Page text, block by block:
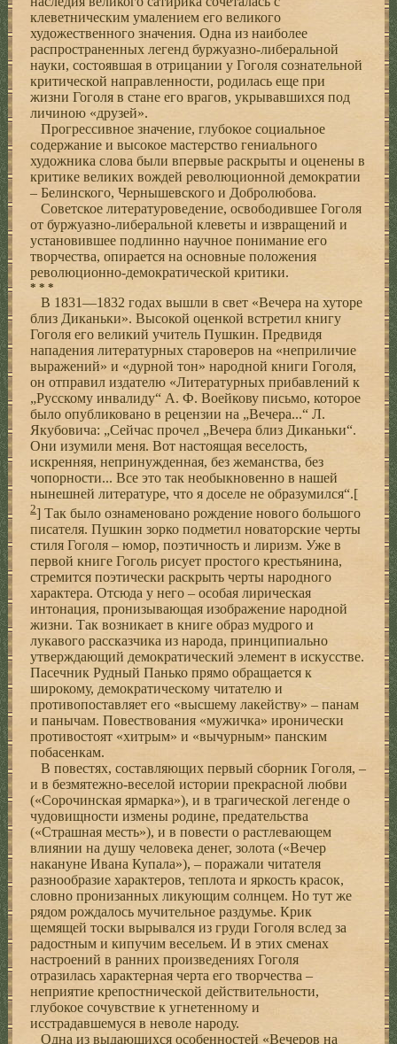
клеветническим умалением его великого
художественного значения. Одна из наиболее
распространенных легенд буржуазно-либеральной
науки, состоявшая в отрицании у Гоголя сознательной
критической направленности, родилась еще при
жизни Гоголя в стане его врагов, укрывавшихся под
личиною «друзей».
Прогрессивное значение, глубокое социальное
содержание и высокое мастерство гениального
художника слова были впервые раскрыты и оценены в
критике великих вождей революционной демократии
– Белинского, Чернышевского и Добролюбова.
Советское литературоведение, освободившее Гоголя
от буржуазно-либеральной клеветы и извращений и
установившее подлинно научное понимание его
творчества, опирается на основные положения
революционно-демократической критики.
* * *
В 1831—1832 годах вышли в свет «Вечера на хуторе
близ Диканьки». Высокой оценкой встретил книгу
Гоголя его великий учитель Пушкин. Предвидя
нападения литературных староверов на «неприличие
выражений» и «дурной тон» народной книги Гоголя,
он отправил издателю «Литературных прибавлений к
„Русскому инвалиду“ А. Ф. Воейкову письмо, которое
было опубликовано в рецензии на „Вечера...“ Л.
Якубовича: „Сейчас прочел „Вечера близ Диканьки“.
Они изумили меня. Вот настоящая веселость,
искренняя, непринужденная, без жеманства, без
чопорности... Все это так необыкновенно в нашей
нынешней литературе, что я доселе не образумился“.[
2] Так было ознаменовано рождение нового большого
писателя. Пушкин зорко подметил новаторские черты
стиля Гоголя – юмор, поэтичность и лиризм. Уже в
первой книге Гоголь рисует простого крестьянина,
стремится поэтически раскрыть черты народного
характера. Отсюда у него – особая лирическая
интонация, пронизывающая изображение народной
жизни. Так возникает в книге образ мудрого и
лукавого рассказчика из народа, принципиально
утверждающий демократический элемент в искусстве.
Пасечник Рудный Панько прямо обращается к
широкому, демократическому читателю и
противопоставляет его «высшему лакейству» – панам
и панычам. Повествования «мужичка» иронически
противостоят «хитрым» и «вычурным» панским
побасенкам.
В повестях, составляющих первый сборник Гоголя, –
и в безмятежно-веселой истории прекрасной любви
(«Сорочинская ярмарка»), и в трагической легенде о
чудовищности измены родине, предательства
(«Страшная месть»), и в повести о растлевающем
влиянии на душу человека денег, золота («Вечер
накануне Ивана Купала»), – поражали читателя
разнообразие характеров, теплота и яркость красок,
словно пронизанных ликующим солнцем. Но тут же
рядом рождалось мучительное раздумье. Крик
щемящей тоски вырывался из груди Гоголя вслед за
радостным и кипучим весельем. И в этих сменах
настроений в ранних произведениях Гоголя
отразилась характерная черта его творчества –
неприятие крепостнической действительности,
глубокое сочувствие к угнетенному и
исстрадавшемуся в неволе народу.
Одна из выдающихся особенностей «Вечеров на